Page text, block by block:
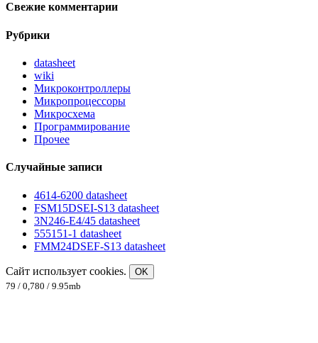
Свежие комментарии
Рубрики
datasheet
wiki
Микроконтроллеры
Микропроцессоры
Микросхема
Программирование
Прочее
Случайные записи
4614-6200 datasheet
FSM15DSEI-S13 datasheet
3N246-E4/45 datasheet
555151-1 datasheet
FMM24DSEF-S13 datasheet
Сайт использует cookies.
OK
79 / 0,780 / 9.95mb